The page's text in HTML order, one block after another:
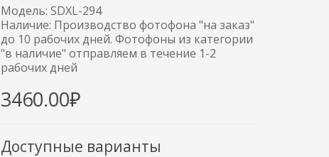
Модель: SDXL-294
Наличие: Производство фотофона "на заказ"
до 10 рабочих дней. Фотофоны из категории
"в наличие" отправляем в течение 1-2
рабочих дней
3460.00₽
Доступные варианты